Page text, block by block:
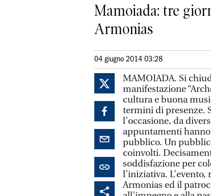
Mamoiada: tre
Armonias
04 giugno 2014 03:28
MAMOIADA. Si
manifestazione
cultura e buona
termini di presenze.
l’occasione, da
appuntamenti
pubblico. Un
coinvolti.
soddisfazione per
l’iniziativa.
Armonias ed il